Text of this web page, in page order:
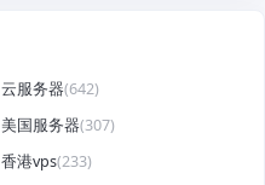
云服务器(642)
美国服务器(307)
香港vps(233)